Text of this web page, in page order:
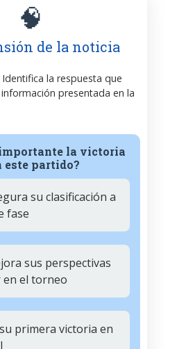
🧠
de la noticia
Identifica la respuesta que
presentada en la
importante la victoria
este partido?
su clasificación a
fase
sus perspectivas
en el torneo
primera victoria en